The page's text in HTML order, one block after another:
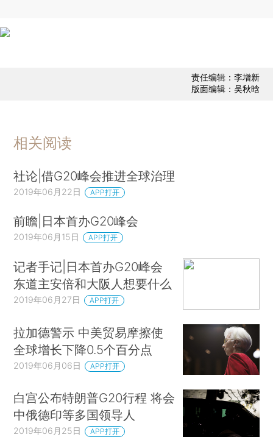
责任编辑：李增新
版面编辑：吴秋晗
相关阅读
社论|借G20峰会推进全球治理
2019年06月22日 APP打开
前瞻|日本首办G20峰会
2019年06月15日 APP打开
记者手记|日本首办G20峰会
东道主安倍和大阪人想要什么
2019年06月27日 APP打开
拉加德警示 中美贸易摩擦使
全球增长下降0.5个百分点
2019年06月06日 APP打开
白宫公布特朗普G20行程 将会
中俄德印等多国领导人
2019年06月25日 APP打开